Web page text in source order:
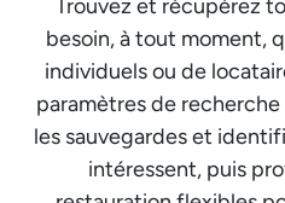
Trouvez et récupérez
besoin, à tout moment,
individuels ou de
paramètres de
les sauvegardes et
intéressent, puis